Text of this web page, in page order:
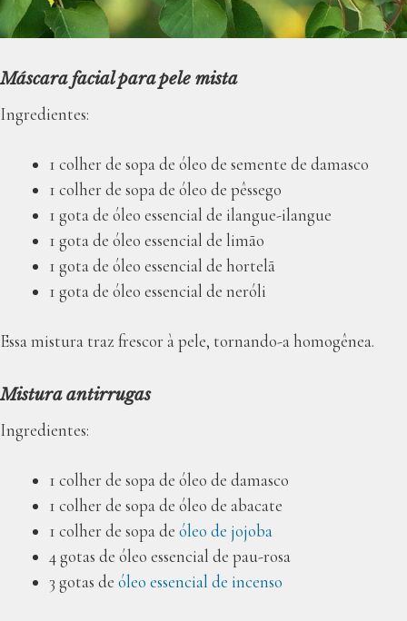
Máscara facial para pele mista
Ingredientes:
1 colher de sopa de óleo de semente de damasco
1 colher de sopa de óleo de pêssego
1 gota de óleo essencial de ilangue-ilangue
1 gota de óleo essencial de limão
1 gota de óleo essencial de hortelã
1 gota de óleo essencial de neróli
Essa mistura traz frescor à pele, tornando-a homogênea.
Mistura antirrugas
Ingredientes:
1 colher de sopa de óleo de damasco
1 colher de sopa de óleo de abacate
1 colher de sopa de óleo de jojoba
4 gotas de óleo essencial de pau-rosa
3 gotas de óleo essencial de incenso